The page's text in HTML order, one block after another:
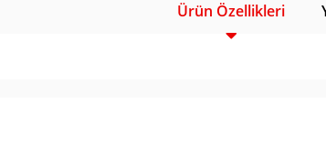
Ürün Özellikleri